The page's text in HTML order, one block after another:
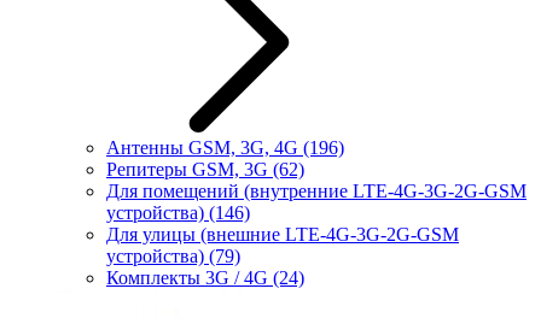
Антенны GSM, 3G, 4G (196)
Репитеры GSM, 3G (62)
Для помещений (внутренние LTE-4G-3G-2G-GSM
устройства) (146)
Для улицы (внешние LTE-4G-3G-2G-GSM
устройства) (79)
Комплекты 3G / 4G (24)